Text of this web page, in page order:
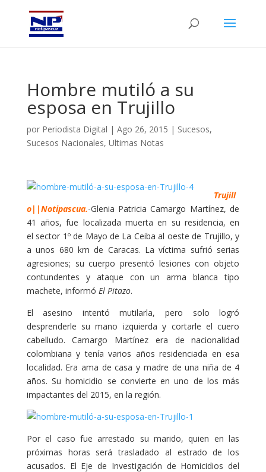
Hombre mutiló a su
esposa en Trujillo
por Periodista Digital | Ago 26, 2015 | Sucesos,
Sucesos Nacionales, Ultimas Notas
Trujill
o||Notipascua.-Glenia Patricia Camargo Martínez, de
41 años, fue localizada muerta en su residencia, en
el sector 1º de Mayo de La Ceiba al oeste de Trujillo, y
a unos 680 km de Caracas. La víctima sufrió serias
agresiones; su cuerpo presentó lesiones con objeto
contundentes y ataque con un arma blanca tipo
machete, informó El Pitazo.
El asesino intentó mutilarla, pero solo logró
desprenderle su mano izquierda y cortarle el cuero
cabelludo. Camargo Martínez era de nacionalidad
colombiana y tenía varios años residenciada en esa
localidad. Era ama de casa y madre de una niña de 4
años. Su homicidio se convierte en uno de los más
impactantes del 2015, en la región.
Por el caso fue arrestado su marido, quien en las
próximas horas será trasladado al estrado de los
acusados. El Eje de Investigación de Homicidios del